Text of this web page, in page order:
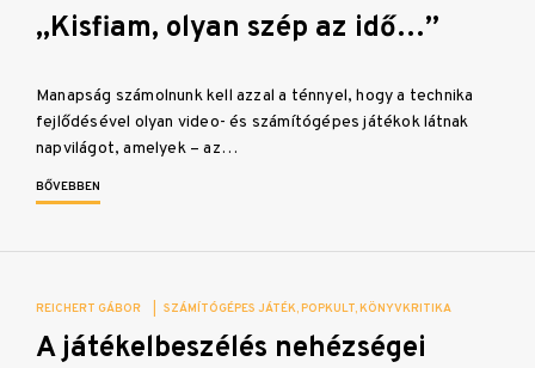
„Kisfiam, olyan szép az idő…”
Manapság számolnunk kell azzal a ténnyel, hogy a technika
fejlődésével olyan video- és számítógépes játékok látnak
napvilágot, amelyek – az…
BŐVEBBEN
REICHERT GÁBOR SZÁMÍTÓGÉPES JÁTÉK POPKULT KÖNYVKRITIKA
A játékelbeszélés nehézségei